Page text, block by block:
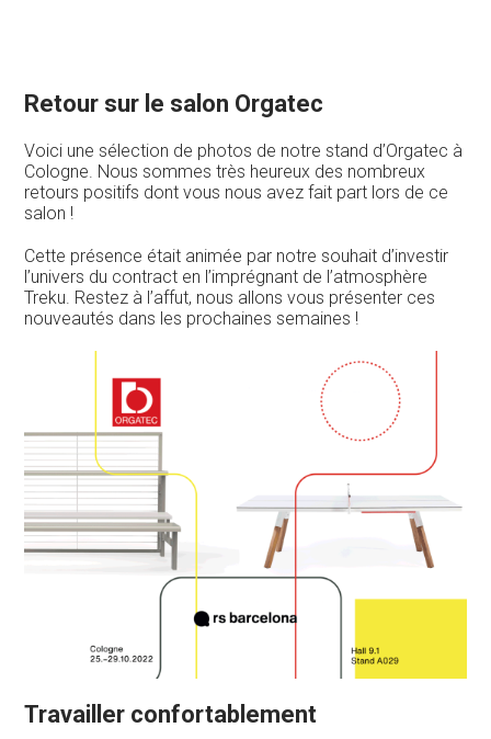
Retour sur le salon Orgatec
Voici une sélection de photos de notre stand d’Orgatec à
Cologne. Nous sommes très heureux des nombreux
retours positifs dont vous nous avez fait part lors de ce
salon !
Cette présence était animée par notre souhait d’investir
l’univers du contract en l’imprégnant de l’atmosphère
Treku. Restez à l’affut, nous allons vous présenter ces
nouveautés dans les prochaines semaines !
Travailler confortablement